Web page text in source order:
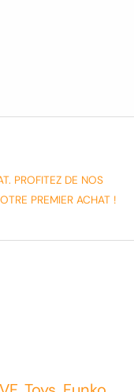
PROFITEZ DE NOS
PREMIER ACHAT !